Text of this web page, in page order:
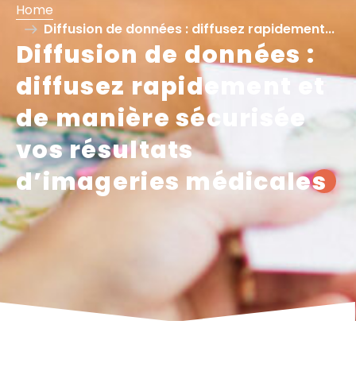
Home
Diffusion de données : diffusez rapidement...
Diffusion de données :
diffusez rapidement et
de manière sécurisée
vos résultats
d’imageries médicales